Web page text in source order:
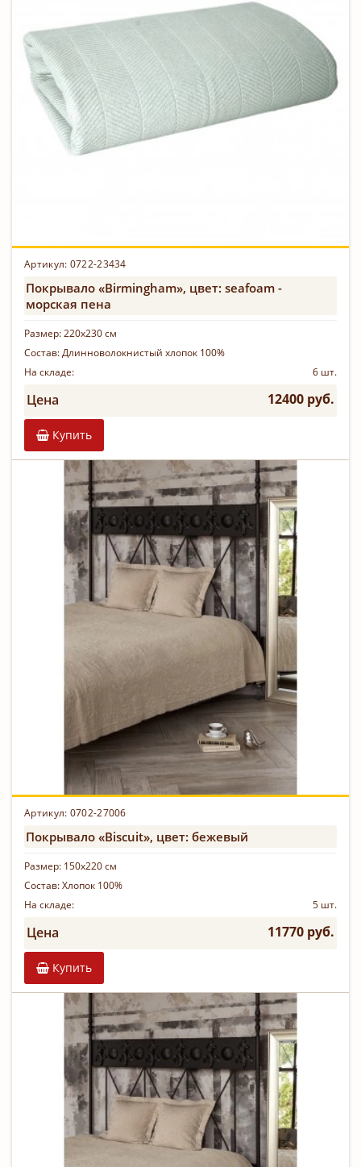
Артикул: 0722-23434
Покрывало «Birmingham», цвет: seafoam -
морская пена
Размер:220х230 см
Состав:Длинноволокнистый хлопок 100%
На складе:
6 шт.
Цена 12400 руб.
Купить
Артикул: 0702-27006
Покрывало «Biscuit», цвет: бежевый
Размер: 150х220 см
Состав:Хлопок 100%
На складе:
5 шт.
Цена 11770 руб.
Купить